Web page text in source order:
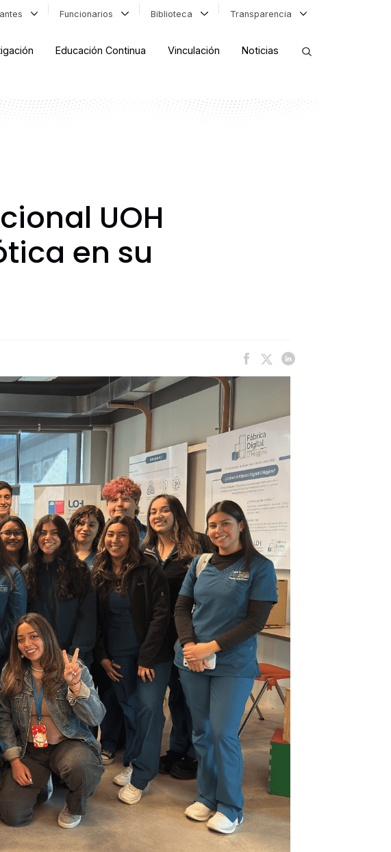
Funcionarios Biblioteca Transparencia
Educación Continua Vinculación Noticias
UOH
en su